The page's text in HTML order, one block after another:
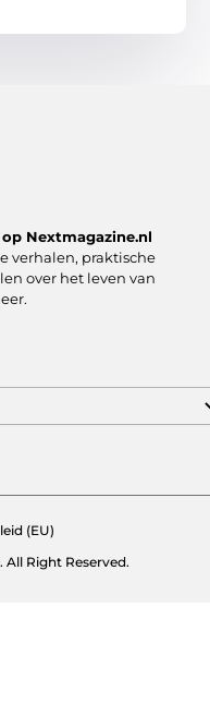
Nextmagazine.nl
verhalen, praktische
over het leven van
(EU)
Right Reserved.